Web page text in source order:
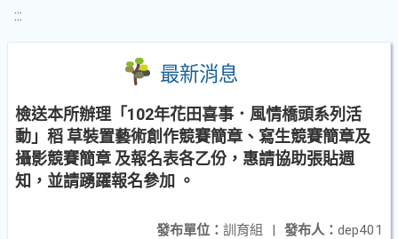
:::
最新消息
檢送本所辦理「102年花田喜事．風情橋頭系列活
動」稻 草裝置藝術創作競賽簡章、寫生競賽簡章及
攝影競賽簡章 及報名表各乙份，惠請協助張貼週
知，並請踴躍報名參加 。
發布人： dep401
發布單位： 訓育組 |